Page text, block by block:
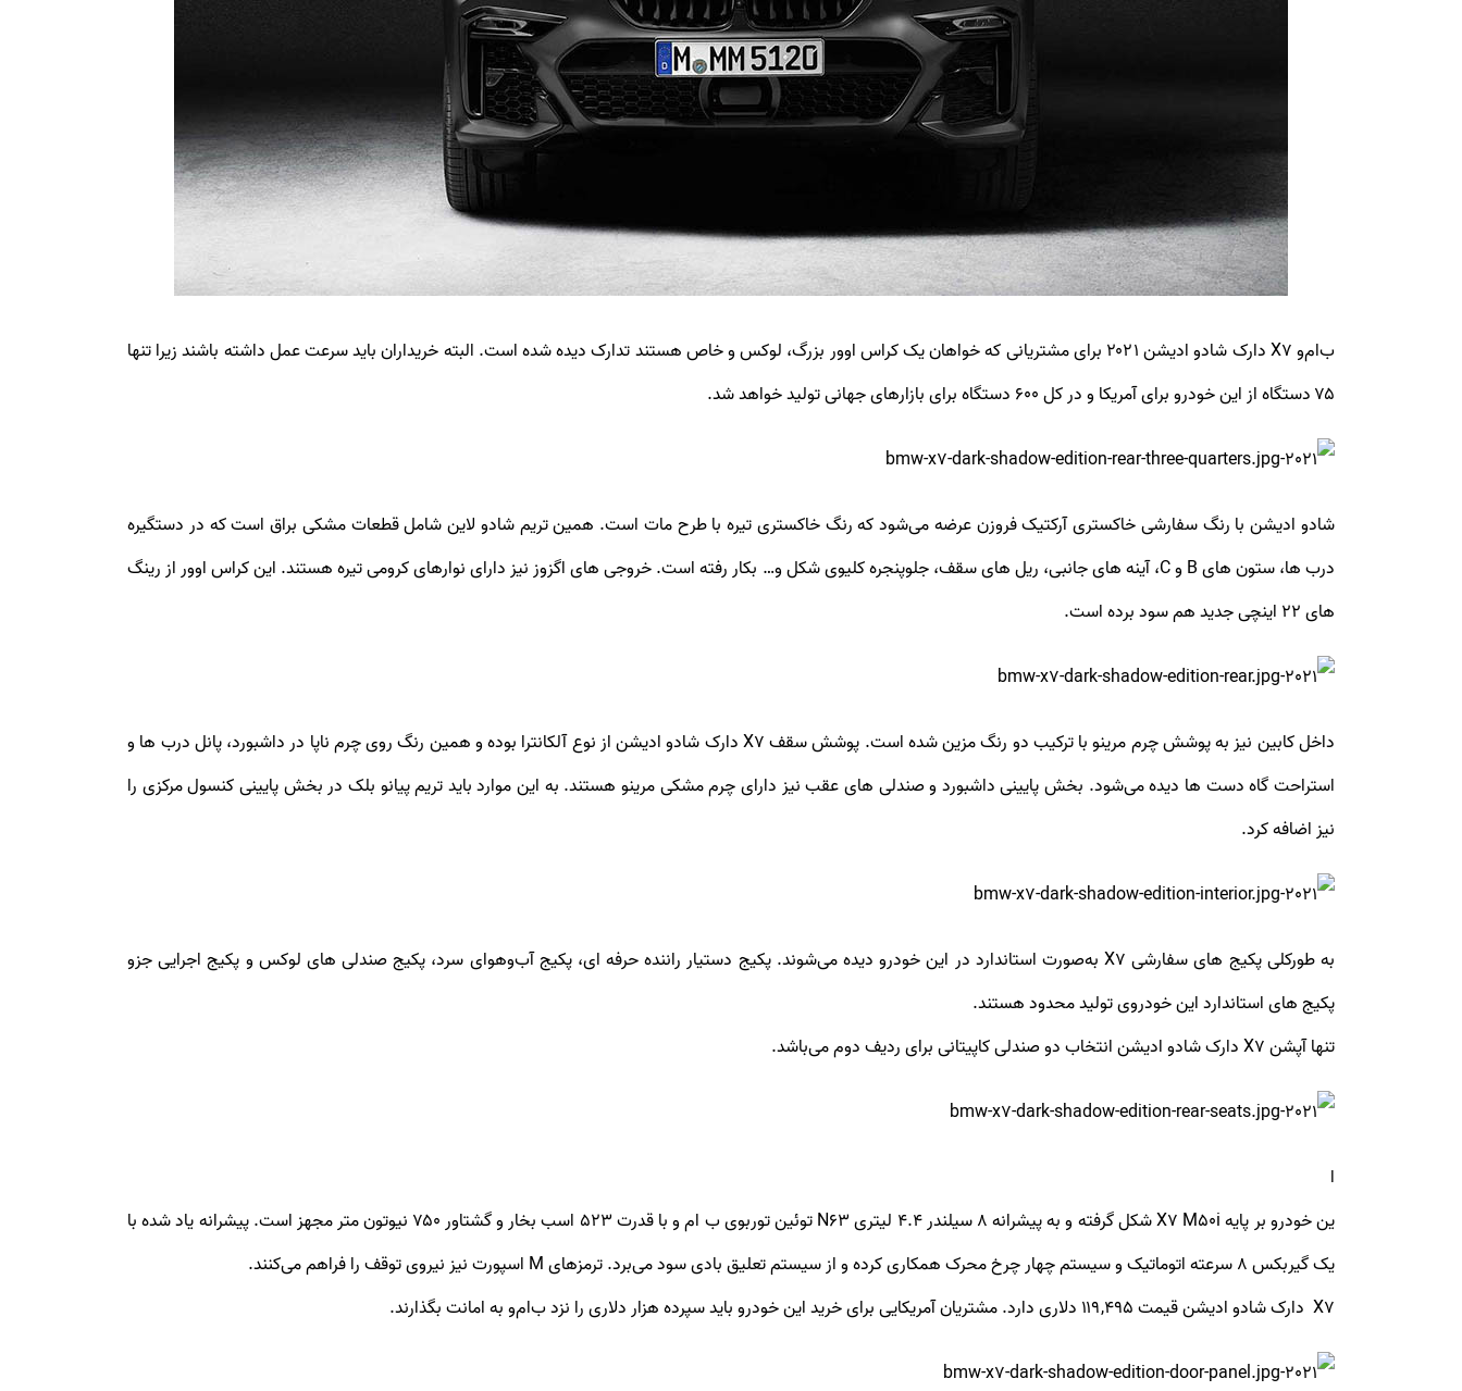
ب‌ام‌و X7 دارک شادو ادیشن ۲۰۲۱ برای مشتریانی که خواهان یک کراس اوور بزرگ، لوکس و خاص هستند تدارک دیده شده است. البته خریداران باید سرعت عمل داشته باشند زیرا تنها
۷۵ دستگاه از این خودرو برای آمریکا و در کل ۶۰۰ دستگاه برای بازارهای جهانی تولید خواهد شد.
شادو ادیشن با رنگ سفارشی خاکستری آرکتیک فروزن عرضه می‌شود که رنگ خاکستری تیره با طرح مات است. همین تریم شادو لاین شامل قطعات مشکی براق است که در دستگیره
درب ‌ها، ستون ‌های B و C، آینه ‌های جانبی، ریل ‌های سقف، جلوپنجره کلیوی شکل و… بکار رفته است. خروجی ‌های اگزوز نیز دارای نوارهای کرومی تیره هستند. این کراس اوور از رینگ
‌های ۲۲ اینچی جدید هم سود برده است.
داخل کابین نیز به پوشش چرم مرینو با ترکیب دو رنگ مزین شده است. پوشش سقف X7 دارک شادو ادیشن از نوع آلکانترا بوده و همین رنگ روی چرم ناپا در داشبورد، پانل درب‌ ها و
استراحت گاه دست ‌ها دیده می‌شود. بخش پایینی داشبورد و صندلی ‌های عقب نیز دارای چرم مشکی مرینو هستند. به این موارد باید تریم پیانو بلک در بخش پایینی کنسول مرکزی را
نیز اضافه کرد.
به ‌طورکلی پکیج‌ های سفارشی X7 به‌صورت استاندارد در این خودرو دیده می‌شوند. پکیج دستیار راننده حرفه ‌ای، پکیج آب‌وهوای سرد، پکیج صندلی ‌های لوکس و پکیج اجرایی جزو
پکیج ‌های استاندارد این خودروی تولید محدود هستند.
تنها آپشن X7 دارک شادو ادیشن انتخاب دو صندلی کاپیتانی برای ردیف دوم می‌باشد.
ا
ین خودرو بر پایه X7 M50i شکل گرفته و به پیشرانه ۸ سیلندر ۴.۴ لیتری N63 توئین توربوی ب ‌ام ‌و با قدرت ۵۲۳ اسب بخار و گشتاور ۷۵۰ نیوتون متر مجهز است. پیشرانه یاد شده با
یک گیربکس ۸ سرعته اتوماتیک و سیستم چهار چرخ محرک همکاری کرده و از سیستم تعلیق بادی سود می‌برد. ترمزهای M اسپورت نیز نیروی توقف را فراهم می‌کنند.
X7 دارک شادو ادیشن قیمت ۱۱۹,۴۹۵ دلاری دارد. مشتریان آمریکایی برای خرید این خودرو باید سپرده هزار دلاری را نزد ب‌ام‌و به امانت بگذارند.